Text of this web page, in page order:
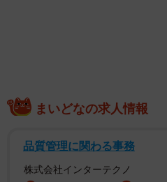
まいどなの求人情報
品質管理に関わる事務
株式会社インターテクノ